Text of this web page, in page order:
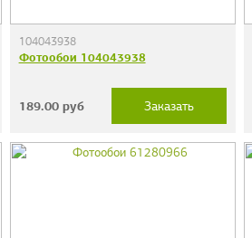
104043938
Фотообои 104043938
189.00руб Заказать